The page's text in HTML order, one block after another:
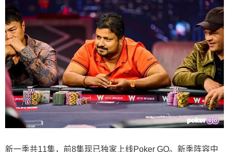
新一季共11集，前8集现已独家上线Poker GO。新季阵容中